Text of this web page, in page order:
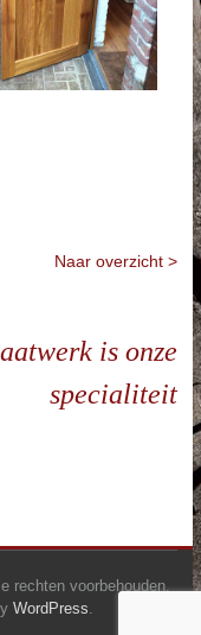
Naar overzicht >
is onze
specialiteit
rechten voorbehouden.
WordPress.